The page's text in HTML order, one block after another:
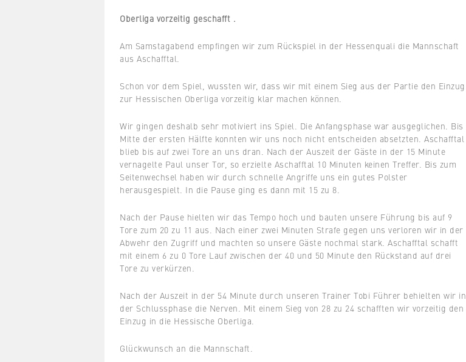
Oberliga vorzeitig geschafft .
Am Samstagabend empfingen wir zum Rückspiel in der Hessenquali die Mannschaft
aus Aschafftal.
Schon vor dem Spiel, wussten wir, dass wir mit einem Sieg aus der Partie den Einzug
zur Hessischen Oberliga vorzeitig klar machen können.
Wir gingen deshalb sehr motiviert ins Spiel. Die Anfangsphase war ausgeglichen. Bis
Mitte der ersten Hälfte konnten wir uns noch nicht entscheiden absetzten. Aschafftal
blieb bis auf zwei Tore an uns dran. Nach der Auszeit der Gäste in der 15 Minute
vernagelte Paul unser Tor, so erzielte Aschafftal 10 Minuten keinen Treffer. Bis zum
Seitenwechsel haben wir durch schnelle Angriffe uns ein gutes Polster
herausgespielt. In die Pause ging es dann mit 15 zu 8.
Nach der Pause hielten wir das Tempo hoch und bauten unsere Führung bis auf 9
Tore zum 20 zu 11 aus. Nach einer zwei Minuten Strafe gegen uns verloren wir in der
Abwehr den Zugriff und machten so unsere Gäste nochmal stark. Aschafftal schafft
mit einem 6 zu 0 Tore Lauf zwischen der 40 und 50 Minute den Rückstand auf drei
Tore zu verkürzen.
Nach der Auszeit in der 54 Minute durch unseren Trainer Tobi Führer behielten wir in
der Schlussphase die Nerven. Mit einem Sieg von 28 zu 24 schafften wir vorzeitig den
Einzug in die Hessische Oberliga.
Glückwunsch an die Mannschaft.